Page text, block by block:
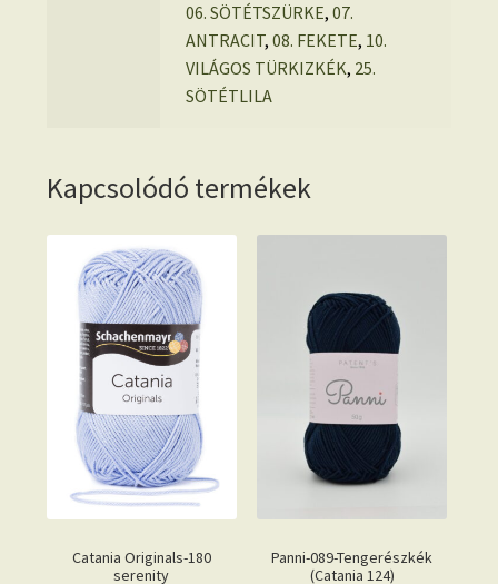
06. SÖTÉTSZÜRKE, 07.
ANTRACIT, 08. FEKETE, 10.
VILÁGOS TÜRKIZKÉK, 25.
SÖTÉTLILA
Kapcsolódó termékek
Catania Originals-180
serenity
Panni-089-Tengerészkék
(Catania 124)